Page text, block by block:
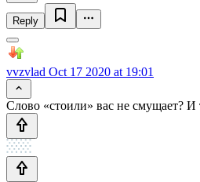
Reply
vvzvlad Oct 17 2020 at 19:01
Слово «стоили» вас не смущает? И